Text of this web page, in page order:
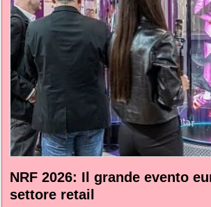
NRF 2026: Il grande evento
settore retail